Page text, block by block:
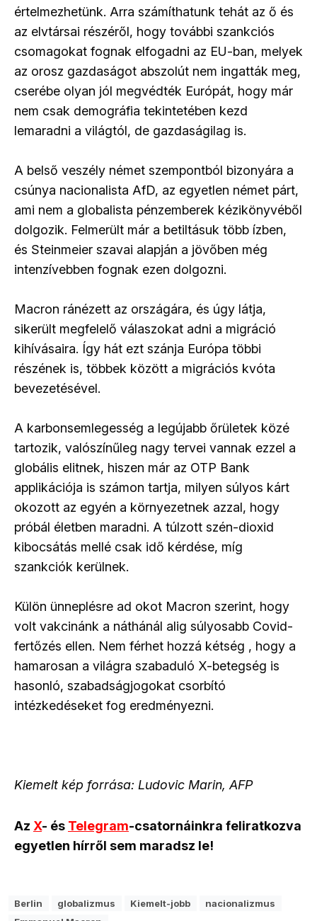
értelmezhetünk. Arra számíthatunk tehát az ő és
az elvtársai részéről, hogy további szankciós
csomagokat fognak elfogadni az EU-ban, melyek
az orosz gazdaságot abszolút nem ingatták meg,
cserébe olyan jól megvédték Európát, hogy már
nem csak demográfia tekintetében kezd
lemaradni a világtól, de gazdaságilag is.
A belső veszély német szempontból bizonyára a
csúnya nacionalista AfD, az egyetlen német párt,
ami nem a globalista pénzemberek kézikönyvéből
dolgozik. Felmerült már a betiltásuk több ízben,
és Steinmeier szavai alapján a jövőben még
intenzívebben fognak ezen dolgozni.
Macron ránézett az országára, és úgy látja,
sikerült megfelelő válaszokat adni a migráció
kihívásaira. Így hát ezt szánja Európa többi
részének is, többek között a migrációs kvóta
bevezetésével.
A karbonsemlegesség a legújabb őrületek közé
tartozik, valószínűleg nagy tervei vannak ezzel a
globális elitnek, hiszen már az OTP Bank
applikációja is számon tartja, milyen súlyos kárt
okozott az egyén a környezetnek azzal, hogy
próbál életben maradni. A túlzott szén-dioxid
kibocsátás mellé csak idő kérdése, míg
szankciók kerülnek.
Külön ünneplésre ad okot Macron szerint, hogy
volt vakcinánk a náthánál alig súlyosabb Covid-
fertőzés ellen. Nem férhet hozzá kétség , hogy a
hamarosan a világra szabaduló X-betegség is
hasonló, szabadságjogokat csorbító
intézkedéseket fog eredményezni.
Kiemelt kép forrása: Ludovic Marin, AFP
Az X- és Telegram-csatornáinkra feliratkozva
egyetlen hírről sem maradsz le!
Berlin globalizmus Kiemelt-jobb
nacionalizmus